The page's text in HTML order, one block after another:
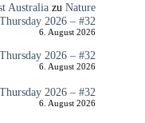
Australiazu Nature
Thursday 2026 – #32
6. August 2026
2026 – #32
6. August 2026
2026 – #32
6. August 2026